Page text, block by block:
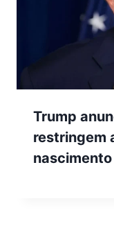
Trump
restringem